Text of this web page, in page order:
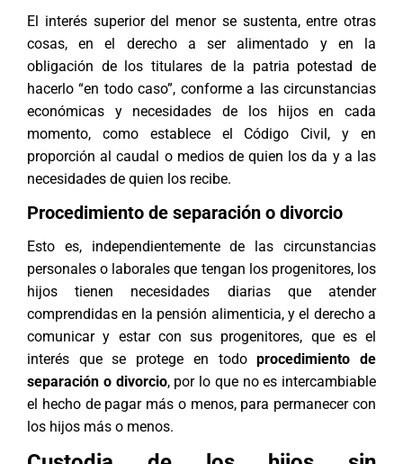
El interés superior del menor se sustenta, entre otras
cosas, en el derecho a ser alimentado y en la
obligación de los titulares de la patria potestad de
hacerlo “en todo caso”, conforme a las circunstancias
económicas y necesidades de los hijos en cada
momento, como establece el Código Civil, y en
proporción al caudal o medios de quien los da y a las
necesidades de quien los recibe.
Procedimiento de separación o divorcio
Esto es, independientemente de las circunstancias
personales o laborales que tengan los progenitores, los
hijos tienen necesidades diarias que atender
comprendidas en la pensión alimenticia, y el derecho a
comunicar y estar con sus progenitores, que es el
interés que se protege en todoprocedimiento de
separación o divorcio, por lo que no es intercambiable
el hecho de pagar más o menos, para permanecer con
los hijos más o menos.